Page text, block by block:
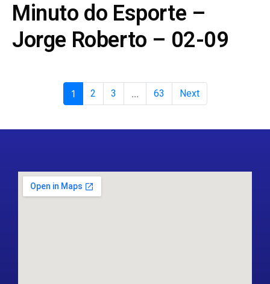
Minuto do Esporte –
Jorge Roberto – 02-09
1 2 3 ... 63 Next